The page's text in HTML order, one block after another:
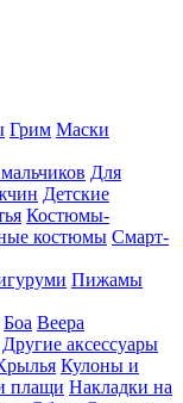
Грим Маски
Для
Детские
Костюмы-
костюмы Смарт-
Пижамы
Боа Веера
Другие аксессуары
Кулоны и
плащи Накладки на